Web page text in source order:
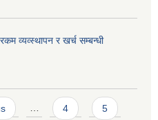
व्यव्स्थापन र खर्च सम्बन्धी
… 4 5